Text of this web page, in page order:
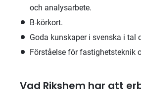
och analysarbete.
B-körkort.
Goda kunskaper i svenska i tal
Förståelse för fastighetsteknik
Vad Rikshem har att